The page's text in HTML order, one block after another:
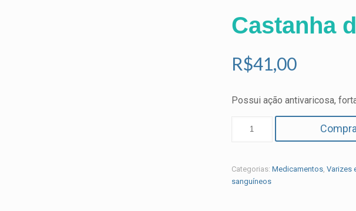
Castanha
R$41,00
Possui ação antivaricosa,
Categorias: Medicamentos, Varizes
sanguíneos